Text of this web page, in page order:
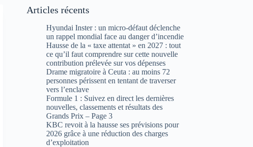
Articles récents
Hyundai Inster : un micro-défaut déclenche
un rappel mondial face au danger d’incendie
Hausse de la « taxe attentat » en 2027 : tout
ce qu’il faut comprendre sur cette nouvelle
contribution prélevée sur vos dépenses
Drame migratoire à Ceuta : au moins 72
personnes périssent en tentant de traverser
vers l’enclave
Formule 1 : Suivez en direct les dernières
nouvelles, classements et résultats des
Grands Prix – Page 3
KBC revoit à la hausse ses prévisions pour
2026 grâce à une réduction des charges
d’exploitation